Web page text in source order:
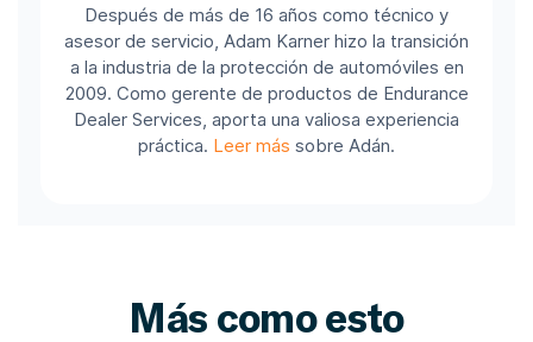
Después de más de 16 años como técnico y
asesor de servicio, Adam Karner hizo la transición
a la industria de la protección de automóviles en
2009. Como gerente de productos de Endurance
Dealer Services, aporta una valiosa experiencia
práctica. Leer más sobre Adán.
Más como esto